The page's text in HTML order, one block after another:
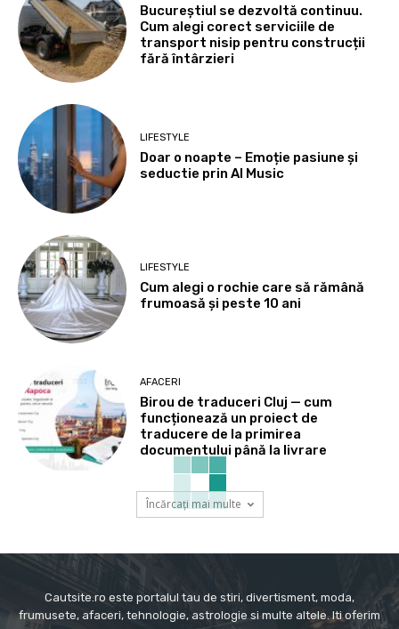
Bucureștiul se dezvoltă continuu.
Cum alegi corect serviciile de
transport nisip pentru construcții
fără întârzieri
LIFESTYLE
Doar o noapte – Emoție pasiune și
seductie prin AI Music
LIFESTYLE
Cum alegi o rochie care să rămână
frumoasă și peste 10 ani
AFACERI
Birou de traduceri Cluj — cum
funcționează un proiect de
traducere de la primirea
documentului până la livrare
Încărcați mai multe
Cautsite.ro este portalul tau de stiri, divertisment, moda,
frumusete, afaceri, tehnologie, astrologie si multe altele. Iti oferim